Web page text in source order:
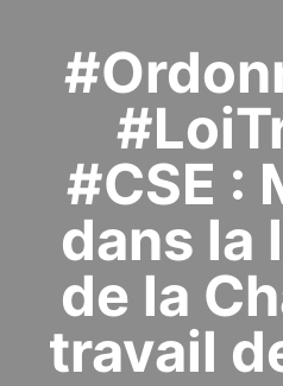
#CSE :
dans la
de la
travail